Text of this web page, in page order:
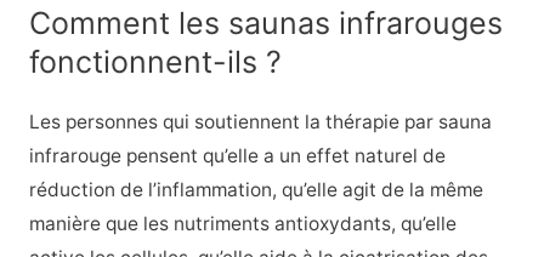
Comment les saunas infrarouges
fonctionnent-ils ?
Les personnes qui soutiennent la thérapie par sauna
infrarouge pensent qu’elle a un effet naturel de
réduction de l’inflammation, qu’elle agit de la même
manière que les nutriments antioxydants, qu’elle